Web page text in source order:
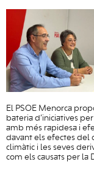
El PSOE Menorca
bateria d’iniciatives
amb més rapidesa i
davant els efectes del
climàtic i les seves
com els causats per la